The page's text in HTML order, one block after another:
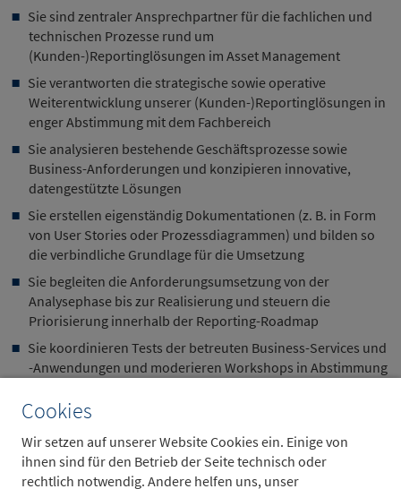
Cookies
Wir setzen auf unserer Website Cookies ein. Einige von
ihnen sind für den Betrieb der Seite technisch oder
rechtlich notwendig. Andere helfen uns, unser
Sie sind zentraler Ansprechpartner für die fachlichen und
technischen Prozesse rund um
(Kunden-)Reportinglösungen im Asset Management
Sie verantworten die strategische sowie operative
Weiterentwicklung unserer (Kunden-)Reportinglösungen in
enger Abstimmung mit dem Fachbereich
Sie analysieren bestehende Geschäftsprozesse sowie
Business-Anforderungen und konzipieren innovative,
datengestützte Lösungen
Sie erstellen eigenständig Dokumentationen (z. B. in Form
von User Stories oder Prozessdiagrammen) und bilden so
die verbindliche Grundlage für die Umsetzung
Sie begleiten die Anforderungsumsetzung von der
Analysephase bis zur Realisierung und steuern die
Priorisierung innerhalb der Reporting-Roadmap
Sie koordinieren Tests der betreuten Business-Services und
-Anwendungen und moderieren Workshops in Abstimmung
Sie arbeiten in einem agilen Domänenteam gemeinsam mit
Entwicklern und Anwendungsmanagern und fungieren als
Bindeglied zwischen Business und IT